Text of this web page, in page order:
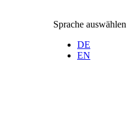
Sprache auswählen
DE
EN